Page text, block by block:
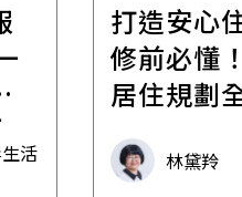
活
打造安心
修前必懂
居住規劃
林黛羚